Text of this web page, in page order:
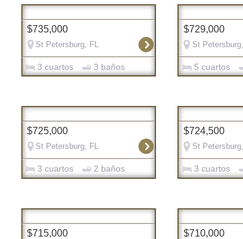
$735,000
St Petersburg, FL
3 cuartos 3 baños
$729,000
St
5 cuartos
$725,000
St Petersburg, FL
3 cuartos 2 baños
$724,500
St
3 cuartos
$715,000 $710,000